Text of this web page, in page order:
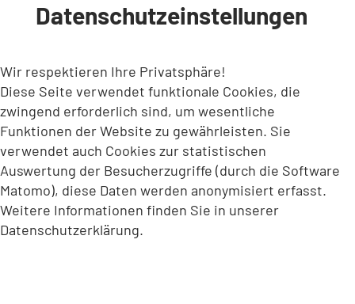
INHALT ANSPRINGEN
Datenschutzeinstellungen
Wir respektieren Ihre Privatsphäre!
Diese Seite verwendet funktionale Cookies, die
zwingend erforderlich sind, um wesentliche
Funktionen der Website zu gewährleisten. Sie
verwendet auch Cookies zur statistischen
Auswertung der Besucherzugriffe (durch die Software
Matomo), diese Daten werden anonymisiert erfasst.
Weitere Informationen finden Sie in unserer
Datenschutzerklärung.